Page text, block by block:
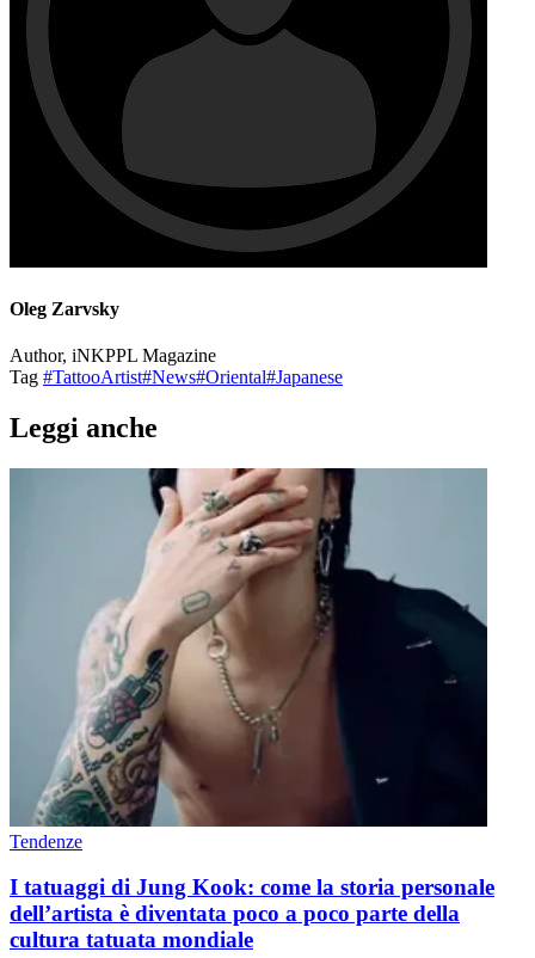
Oleg Zarvsky
Author, iNKPPL Magazine
Tag #TattooArtist#News#Oriental#Japanese
Leggi anche
Tendenze
I tatuaggi di Jung Kook: come la storia personale
dell’artista è diventata poco a poco parte della
cultura tatuata mondiale